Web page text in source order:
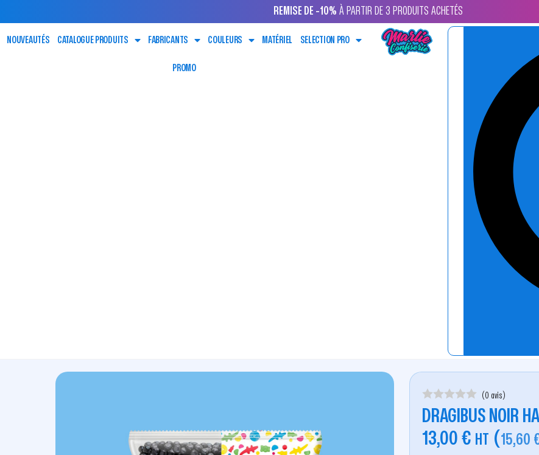
REMISE DE -10% À PARTIR DE 3 PRODUITS ACHETÉS
NOUVEAUTÉS CATALOGUE PRODUITS FABRICANTS COULEURS MATÉRIEL SELECTION PRO
PROMO
(0 avis)
DRAGIBUS NOIR
13,00€ HT (15,60